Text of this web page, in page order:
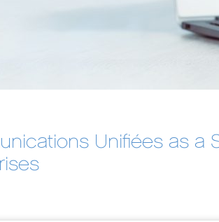
Unifiées as a